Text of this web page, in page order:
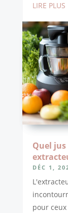
LIRE PLUS
Quel
DÉC 1,
pour